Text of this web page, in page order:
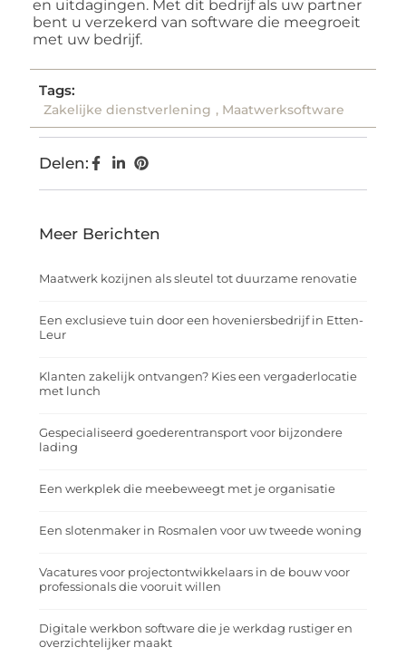
en uitdagingen. Met dit bedrijf als uw partner
bent u verzekerd van software die meegroeit
met uw bedrijf.
Tags:
Zakelijke dienstverlening , Maatwerksoftware
Delen:
Meer Berichten
Maatwerk kozijnen als sleutel tot duurzame renovatie
Een exclusieve tuin door een hoveniersbedrijf in Etten-
Leur
Klanten zakelijk ontvangen? Kies een vergaderlocatie
met lunch
Gespecialiseerd goederentransport voor bijzondere
lading
Een werkplek die meebeweegt met je organisatie
Een slotenmaker in Rosmalen voor uw tweede woning
Vacatures voor projectontwikkelaars in de bouw voor
professionals die vooruit willen
Digitale werkbon software die je werkdag rustiger en
overzichtelijker maakt